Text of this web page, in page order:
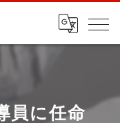
に任命